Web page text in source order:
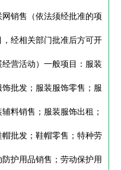
网销售（依法须经批准的项
，经相关部门批准后方可开
经营活动）一般项目：服装
饰批发；服装服饰零售；服
辅料销售；服装服饰出租；
帽批发；鞋帽零售；特种劳
防护用品销售；劳动保护用